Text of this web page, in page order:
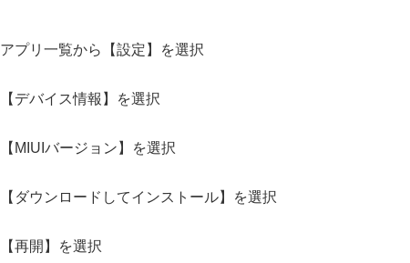
アプリ一覧から【設定】を選択
【デバイス情報】を選択
【MIUIバージョン】を選択
【ダウンロードしてインストール】を選択
【再開】を選択